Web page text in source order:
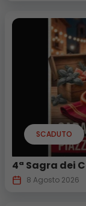
SCADUTO
4ª Sagra dei
8 Agosto 2026